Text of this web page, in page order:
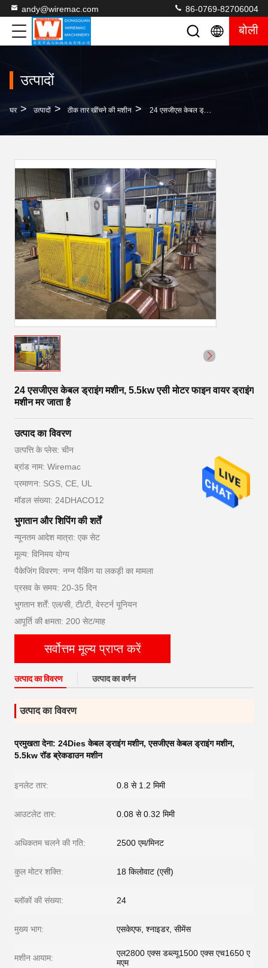
andy@wiremac.com 86-0769-82706004
बोली
उत्पादों
घर > उत्पादों > ठीक तार खींचने की मशीन > 24 एसजीएस केबल ड्राइंग मशीन, 5.5kw एसी मोटर फाइन वायर ड्राइंग मशीन मर जाता है
24 एसजीएस केबल ड्राइंग मशीन, 5.5kw एसी मोटर फाइन वायर ड्राइंग
मशीन मर जाता है
उत्पाद का विवरण
उत्पत्ति के प्लेस: चीन
ब्रांड नाम: Wiremac
प्रमाणन: SGS, CE, UL
मॉडल संख्या: 24DHACO12
भुगतान और शिपिंग की शर्तें
न्यूनतम आदेश मात्रा: एक सेट
मूल्य: विनिमय योग्य
पैकेजिंग विवरण: नग्न पैकिंग या लकड़ी का मामला
प्रसव के समय: 20-35 दिन
भुगतान शर्तें: एल/सी, टी/टी, वेस्टर्न यूनियन
आपूर्ति की क्षमता: 200 सेट/माह
सर्वोत्तम मूल्य प्राप्त करें
उत्पाद का विवरण उत्पाद का वर्णन
उत्पाद का विवरण
प्रमुखता देना: 24Dies केबल ड्राइंग मशीन,एसजीएस केबल ड्राइंग मशीन,
5.5kw रॉड ब्रेकडाउन मशीन
इनलेट तार: 0.8 से 1.2 मिमी
आउटलेट तार: 0.08 से 0.32 मिमी
अधिकतम चलने की गति: 2500 एम/मिनट
कुल मोटर शक्ति: 18 किलोवाट (एसी)
ब्लॉकों की संख्या: 24
मुख्य भाग: एसकेएफ, श्नाइडर, सीमेंस
मशीन आयाम:
एल2800 एक्स डब्ल्यू1500 एक्स एच1650 ए
मएम